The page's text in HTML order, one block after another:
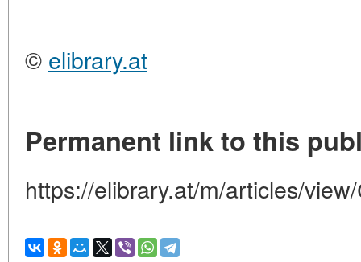
© elibrary.at
Permanent link to this
https://elibrary.at/m/articles/